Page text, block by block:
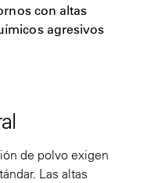
con altas
agresivos
de polvo exigen
Las altas